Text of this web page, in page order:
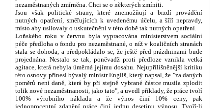
nezaměstnaných zmírněna. Chci se o některých zmíniti.
Jsou však politické strany, které znemožňují a brzdí provádění
nutných opatření, směřujících k uvedenému účelu, a šíří nepravdy,
místo aby usilovaly o uskutečnění v této době tak nutných opatření.
Loňského roku v červnu byla vypracována ministerstvem sociální
péče předloha o fondu pro nezaměstnané, o níž v koaličních stranách
stala se dohoda, a předpokládalo se, že ještě před prázdninami bude
projednána. Nestalo se tak, poněvadž proti předloze vznikla vetká
agitace, která nebyla úměrná jejímu dosahu. Nejupřílišněnější kritiku
této osnovy přinesl bývalý ministr Engliš, který napsal, že "za daných
poměrů není daně, která by při stejně vybrané částce musila zplodit
tolik nové nezaměstnanosti, jako tato", a uvedl příklady, že práce tvoří
100% výrobního nákladu a že výnos činí 10% ceny, pak
jednoprocentní zdanění práce činí jednu desetinu výnosu. Tvoří-li